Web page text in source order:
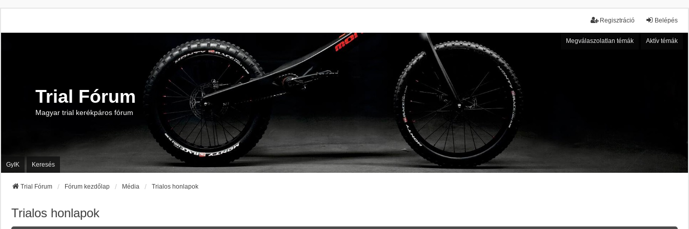
Belépés
Regisztráció
Megválaszolatlan témák Aktív témák
Trial Fórum
Magyar trial kerékpáros fórum
GyIK Keresés
Trial Fórum Fórum kezdőlap Média Trialos honlapok
Trialos honlapok